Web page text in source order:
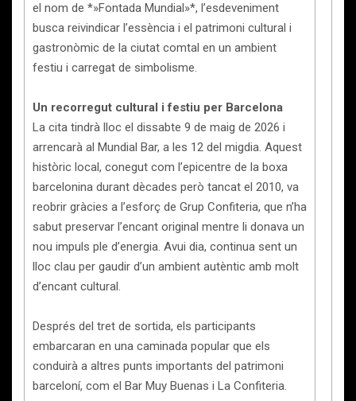
el nom de *»Fontada Mundial»*, l’esdeveniment
busca reivindicar l’essència i el patrimoni cultural i
gastronòmic de la ciutat comtal en un ambient
festiu i carregat de simbolisme.
Un recorregut cultural i festiu per Barcelona
La cita tindrà lloc el dissabte 9 de maig de 2026 i
arrencarà al Mundial Bar, a les 12 del migdia. Aquest
històric local, conegut com l’epicentre de la boxa
barcelonina durant dècades però tancat el 2010, va
reobrir gràcies a l’esforç de Grup Confiteria, que n’ha
sabut preservar l’encant original mentre li donava un
nou impuls ple d’energia. Avui dia, continua sent un
lloc clau per gaudir d’un ambient autèntic amb molt
d’encant cultural.
Després del tret de sortida, els participants
embarcaran en una caminada popular que els
conduirà a altres punts importants del patrimoni
barceloní, com el Bar Muy Buenas i La Confiteria.